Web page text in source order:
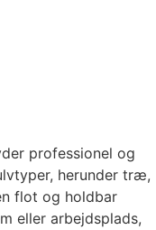
professionel og
herunder træ,
flot og holdbar
eller arbejdsplads,